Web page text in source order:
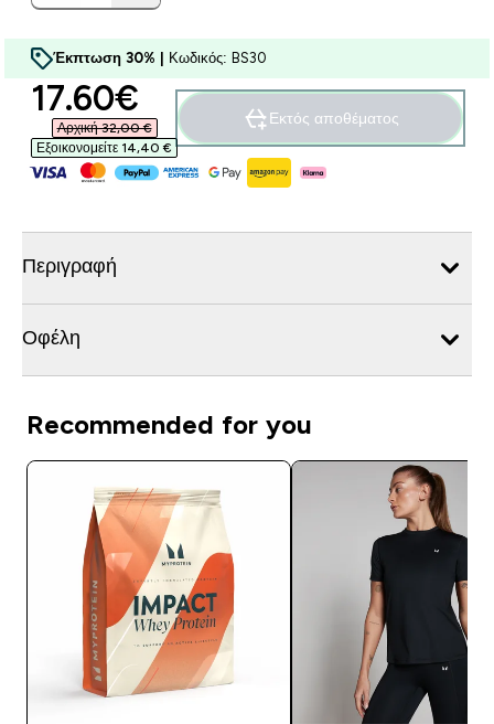
Έκπτωση 30% | Κωδικός: BS30
discounted price
17.60€‎
Αρχική 32,00 €‎
Εξοικονομείτε 14,40 €‎
Εκτός αποθέματος
Περιγραφή
Οφέλη
Recommended for you